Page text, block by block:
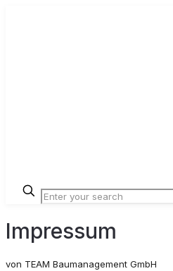
Impressum
von TEAM Baumanagement GmbH